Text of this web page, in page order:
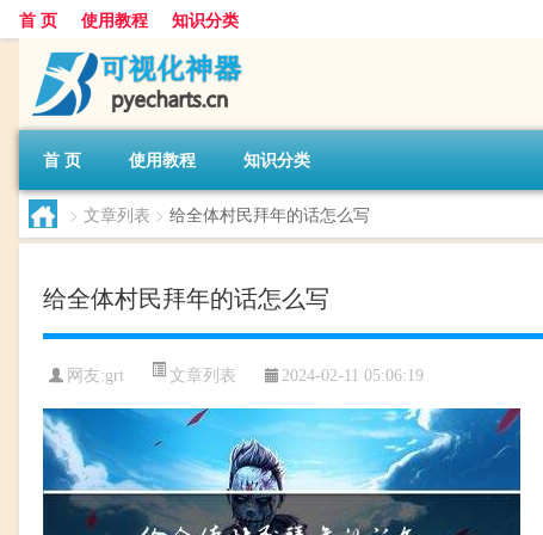
首 页 使用教程 知识分类
首 页 使用教程 知识分类
> 文章列表 > 给全体村民拜年的话怎么写
给全体村民拜年的话怎么写
网友:grt 文章列表 2024-02-11 05:06:19